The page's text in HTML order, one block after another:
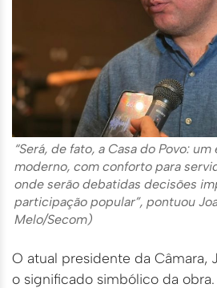
“Será, de fato, a Casa do Povo:
moderno, com conforto para
onde serão debatidas decisões
participação popular”, pontuou
Melo/Secom)
O atual presidente da Câmara,
o significado simbólico da obra.